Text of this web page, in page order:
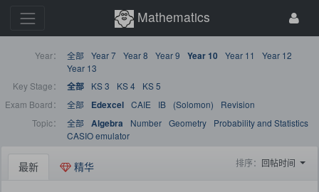
Mathematics
Year： 全部 Year 7 Year 8 Year 9 Year 10 Year 11
Year 12
Year 13
Key Stage：
全部 KS 3 KS 4
KS 5
Exam Board：
全部 Edexcel CAIE IB (Solomon)
Revision
Topic：
全部 Algebra Number Geometry
Probability and Statistics
CASIO emulator
最新 精华 排序： 回帖时间